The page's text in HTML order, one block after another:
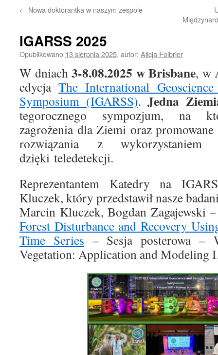
← Nowa doktorantka w naszym zespole
IGARSS 2025
Opublikowano 13 sierpnia 2025, autor: Alicja Folbrier
W dniach3-8.08.2025 w Brisbane, w
edycjaThe International
Symposium (IGARSS). Jedna
tegorocznego sympozjum, na
zagrożenia dla Ziemi oraz
rozwiązania z wykorzystaniem
dzięki teledetekcji.
Reprezentantem Katedry na
Kluczek, który przedstawił nasze
Marcin Kluczek, Bogdan Zagajewski
Forest Disturbance and Recovery
Time Series – Sesja posterowa –
Vegetation: Application and Modeling